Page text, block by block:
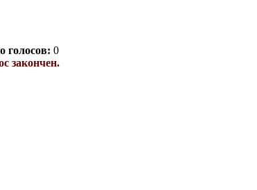
голосов: 0
закончен.